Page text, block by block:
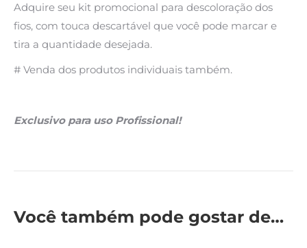
Adquire seu kit promocional para descoloração dos
fios, com touca descartável que você pode marcar e
tira a quantidade desejada.
# Venda dos produtos individuais também.
Exclusivo para uso Profissional!
Você também pode gostar de…